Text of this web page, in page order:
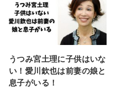
うつみ宮土理に子供はいな
い！愛川欽也は前妻の娘と
息子がいる！